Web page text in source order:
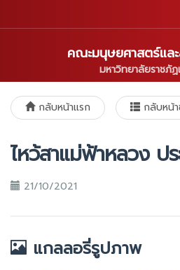
คณะมนุษยศาสตร์แล
มหาวิทยาลัยราชภัฏ
กลับหน้าแรก กลับหน้
ไหว้สาแม่ฟ้าหลวง ป
21/10/2021
แกลลอรี่รูปภาพ